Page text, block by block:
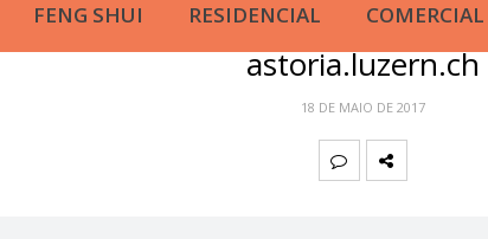
FENG SHUI RESIDENCIAL COMERCIAL
astoria.luzern.ch
18 DE MAIO DE 2017